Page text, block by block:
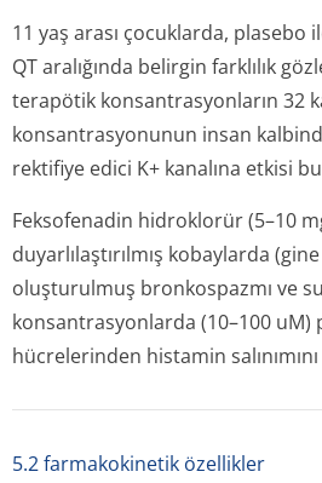
11 yaş arası çocuklarda, plasebo
QT aralığında belirgin farklılık
terapötik konsantrasyonların 32
konsantrasyonunun insan
rektifiye edici K+ kanalına etkisi
Feksofenadin hidroklorür (5–10
duyarlılaştırılmış kobaylarda
oluşturulmuş bronkospazmı ve
konsantrasyonlarda (10–100
hücrelerinden histamin
5.2 farmakokinetik özellikler